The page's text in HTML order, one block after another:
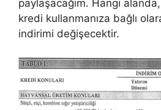
paylaşacağım. Hangi
kredi kullanmanıza bağlı
indirimi değişecektir.